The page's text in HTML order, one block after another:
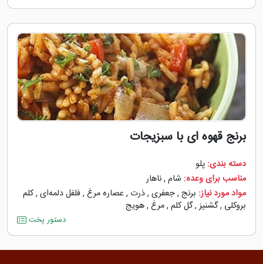
برنج قهوه ای با سبزیجات
دسته بندی: پلو
مناسب برای وعده: شام ,ناهار
مواد مورد نیاز: برنج ,جعفری ,ذرت , عصاره مرغ ,فلفل دلمه‌‌ای ,کلم
بروکلی ,گشنیز,گل کلم ,مرغ ,هویج
دستور پخت